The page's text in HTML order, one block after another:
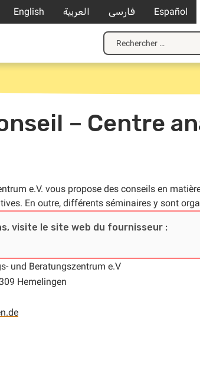
English العربية فارسی Español
Recherche
pour
:
– Centre
e.V. vous propose des conseils en
En outre, différents séminaires y sont
visite le site web du fournisseur :
und Beratungszentrum e.V
Hemelingen